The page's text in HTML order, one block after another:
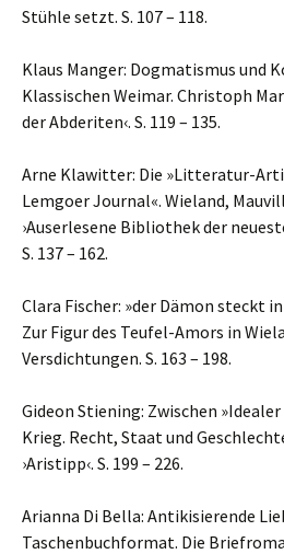
Stühle setzt. S. 107 – 118.
Klaus Manger: Dogmatismus und
Klassischen Weimar. Christoph
der Abderiten‹. S. 119 – 135.
Arne Klawitter: Die »Litteratur-
Lemgoer Journal«. Wieland,
›Auserlesene Bibliothek der
S. 137 – 162.
Clara Fischer: »der Dämon steckt
Zur Figur des Teufel-Amors in
Versdichtungen. S. 163 – 198.
Gideon Stiening: Zwischen
Krieg. Recht, Staat und
›Aristipp‹. S. 199 – 226.
Arianna Di Bella: Antikisierende
Taschenbuchformat. Die